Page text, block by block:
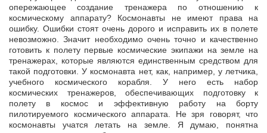
опережающее создание тренажера по отношению к
космическому аппарату? Космонавты не имеют права на
ошибку. Ошибки стоят очень дорого и исправить их в полете
невозможно. Значит необходимо очень точно и качественно
готовить к полету первые космические экипажи на земле на
тренажерах, которые являются единственным средством для
такой подготовки. У космонавта нет, как, например, у летчика,
учебного космического корабля. У него есть набор
космических тренажеров, обеспечивающих подготовку к
полету в космос и эффективную работу на борту
пилотируемого космического аппарата. Не зря говорят, что
космонавты учатся летать на земле. Я думаю, понятна